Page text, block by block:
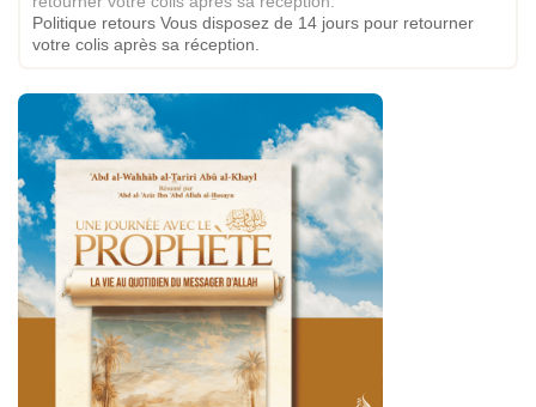
Politique retours Vous disposez de 14 jours pour retourner
votre colis après sa réception.